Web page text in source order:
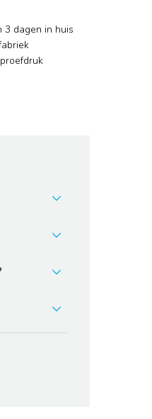
3 dagen in huis